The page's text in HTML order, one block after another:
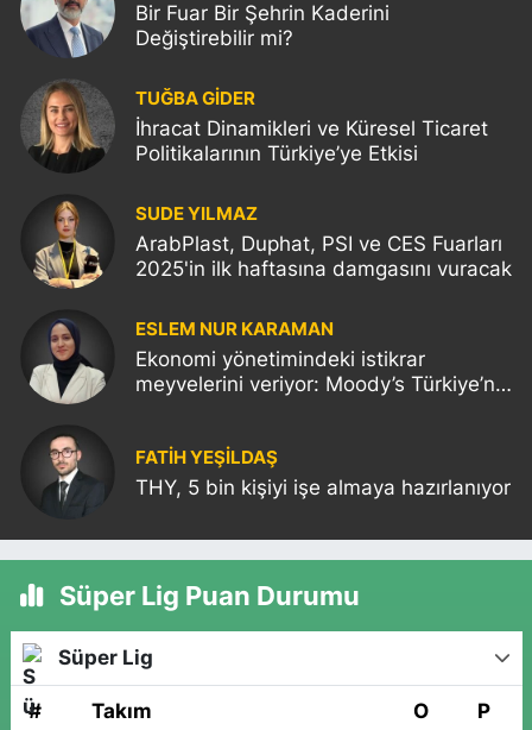
Bir Fuar Bir Şehrin Kaderini
Değiştirebilir mi?
TUĞBA GİDER
İhracat Dinamikleri ve Küresel Ticaret
Politikalarının Türkiye’ye Etkisi
SUDE YILMAZ
ArabPlast, Duphat, PSI ve CES Fuarları
2025'in ilk haftasına damgasını vuracak
ESLEM NUR KARAMAN
Ekonomi yönetimindeki istikrar
meyvelerini veriyor: Moody’s Türkiye’nin
FATIH YEŞİLDAŞ
THY, 5 bin kişiyi işe almaya hazırlanıyor
Süper Lig Puan Durumu
Süper Lig
# Takım O P